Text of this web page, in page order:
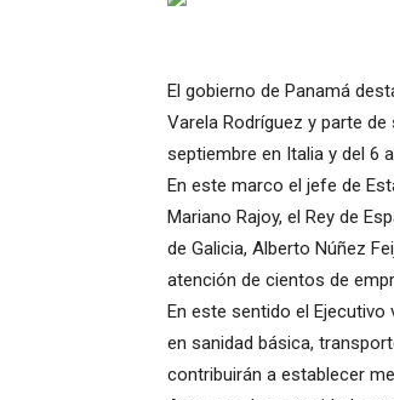
El gobierno de Panamá
Varela Rodríguez y parte
septiembre en Italia y del 6
En este marco el jefe de
Mariano Rajoy, el Rey de
de Galicia, Alberto Núñez
atención de cientos de
En este sentido el
en sanidad básica,
contribuirán a establecer